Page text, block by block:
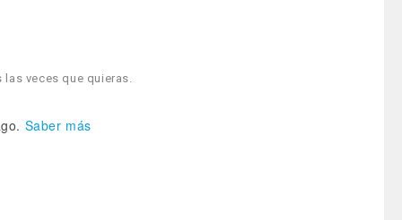
veces que quieras.
Saber más